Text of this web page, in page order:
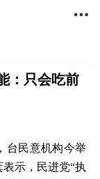

：只会吃前
台民意机构今举
示，民进党“执